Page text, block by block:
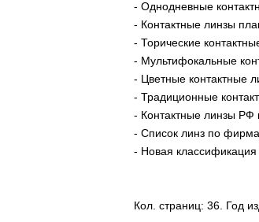
- Однодневные
- Контактные линзы
- Торические
- Мультифокальные
- Цветные контактные
- Традиционные
- Контактные линзы РФ
- Список линз по
- Новая
Кол. страниц: 36. Год